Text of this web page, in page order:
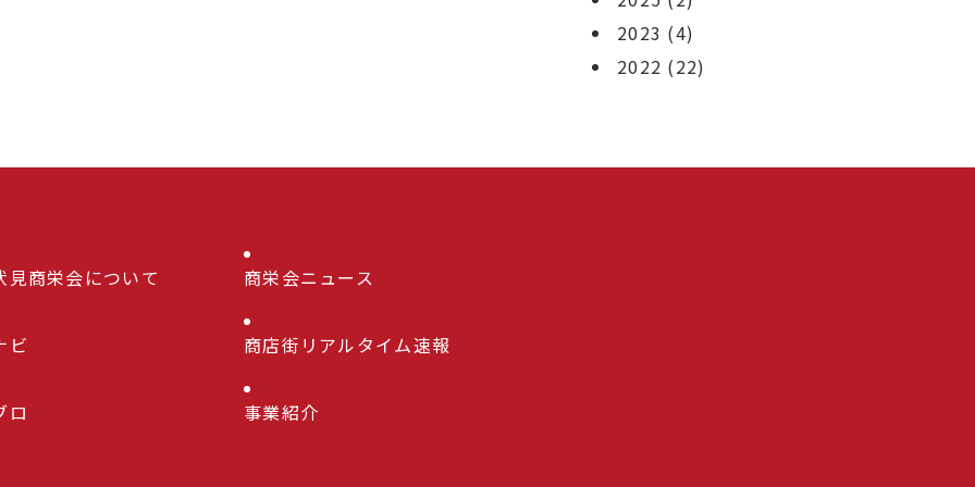
2023 (4)
2022 (22)
見商栄会について 商栄会ニュース
ビ 商店街リアルタイム速報
ロ 事業紹介